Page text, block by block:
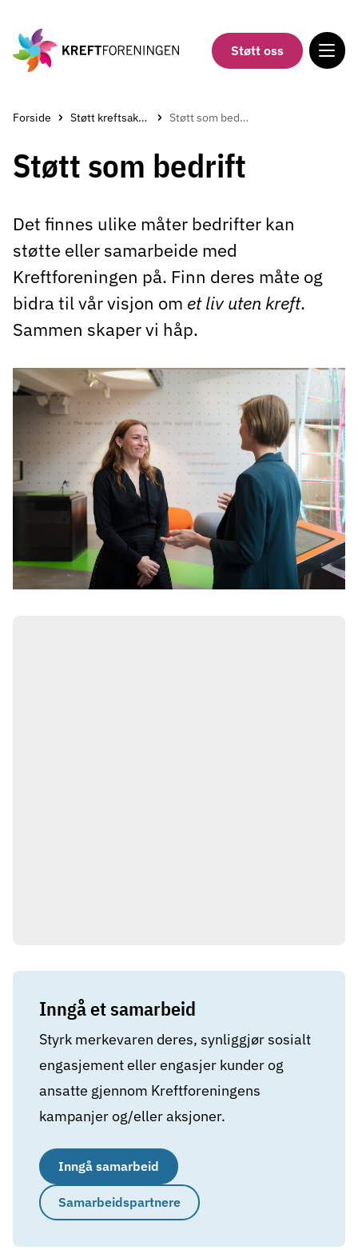
hovedinnholdet
Støtt oss
Forside Støtt kreftsaken Støtt som bedrift
Støtt som bedrift
Det finnes ulike måter bedrifter kan
støtte eller samarbeide med
Kreftforeningen på. Finn deres måte og
bidra til vår visjon om et liv uten kreft.
Sammen skaper vi håp.
Inngå et samarbeid
Styrk merkevaren deres, synliggjør sosialt
engasjement eller engasjer kunder og
ansatte gjennom Kreftforeningens
kampanjer og/eller aksjoner.
Inngå samarbeid
Samarbeidspartnere